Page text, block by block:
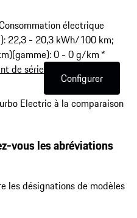
électrique
22,3 - 20,3 kWh/100 km;
0 - 0 g/km *
de série
Configurer
Electric à la comparaison
vous les abréviations
les désignations de modèles